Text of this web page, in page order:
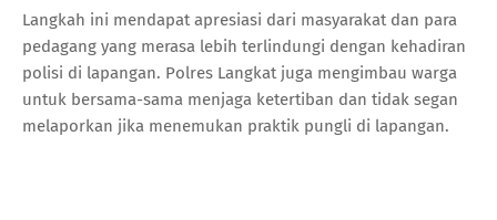
Langkah ini mendapat apresiasi dari masyarakat dan para
pedagang yang merasa lebih terlindungi dengan kehadiran
polisi di lapangan. Polres Langkat juga mengimbau warga
untuk bersama-sama menjaga ketertiban dan tidak segan
melaporkan jika menemukan praktik pungli di lapangan.